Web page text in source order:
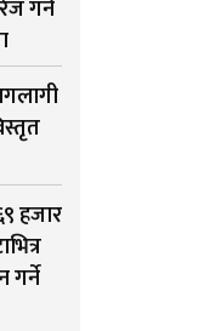
गर्न
हजार
गर्ने